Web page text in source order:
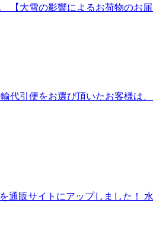
大雪の影響によるお荷物のお
代引便をお選び頂いたお客様は
販サイトにアップしました！